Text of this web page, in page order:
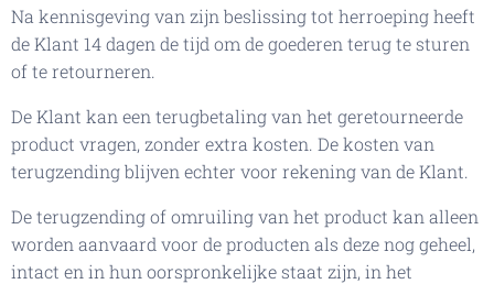
Na kennisgeving van zijn beslissing tot herroeping heeft
de Klant 14 dagen de tijd om de goederen terug te sturen
of te retourneren.
De Klant kan een terugbetaling van het geretourneerde
product vragen, zonder extra kosten. De kosten van
terugzending blijven echter voor rekening van de Klant.
De terugzending of omruiling van het product kan alleen
worden aanvaard voor de producten als deze nog geheel,
intact en in hun oorspronkelijke staat zijn, in het